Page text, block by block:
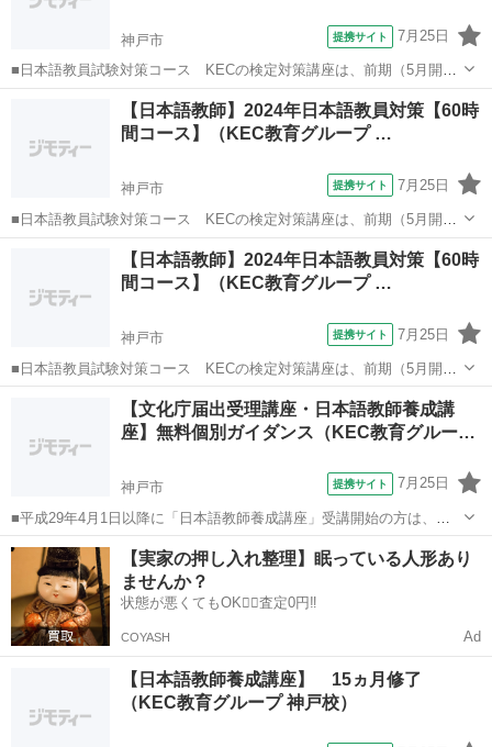
神戸市 提携サイト 7月25日
■日本語教員試験対策コース KECの検定対策講座は、前期（5月開
始）と後期（8月開始）の2種類の時期があり、前期には、■水曜30時
間コースと■日曜30時間コースの2コース■前期60時間と後期30時間を
加えた90時間コースも選...
その他
【日本語教師】2024年日本語教員対策【60時
間コース】（KEC教育グループ …
神戸市 提携サイト 7月25日
■日本語教員試験対策コース KECの検定対策講座は、前期（5月開
始）と後期（8月開始）の2種類の時期があり、前期には、■水曜30時
間コースと■日曜30時間コースの2コース■前期60時間と後期30時間を
加えた90時間コースも選...
その他
【日本語教師】2024年日本語教員対策【60時
間コース】（KEC教育グループ …
神戸市 提携サイト 7月25日
■日本語教員試験対策コース KECの検定対策講座は、前期（5月開
始）と後期（8月開始）の2種類の時期があり、前期には、■水曜30時
間コースと■日曜30時間コースの2コース■前期60時間と後期30時間を
加えた90時間コースも選...
その他
【文化庁届出受理講座・日本語教師養成講
座】無料個別ガイダンス（KEC教育グルー…
神戸市 提携サイト 7月25日
■平成29年4月1日以降に「日本語教師養成講座」受講開始の方は、そ
の講座内容が文化庁に認められた「文化庁届出受理講座」であること
が必要です。KECなら全校舎で届出受理講座が受講できます。 資格を
取り、国内、海外の日本語教師...
兵庫 神戸市 その他
【実家の押し入れ整理】眠っている人形あり
ませんか？
状態が悪くてもOK🙆‍♀️査定0円‼️
COYASH Ad
【日本語教師養成講座】 15ヵ月修了
（KEC教育グループ 神戸校）